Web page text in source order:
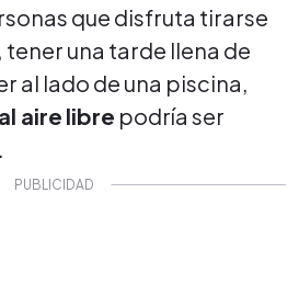
que disfruta tirarse
tener una tarde llena de
al lado de una piscina,
airelibre podría ser